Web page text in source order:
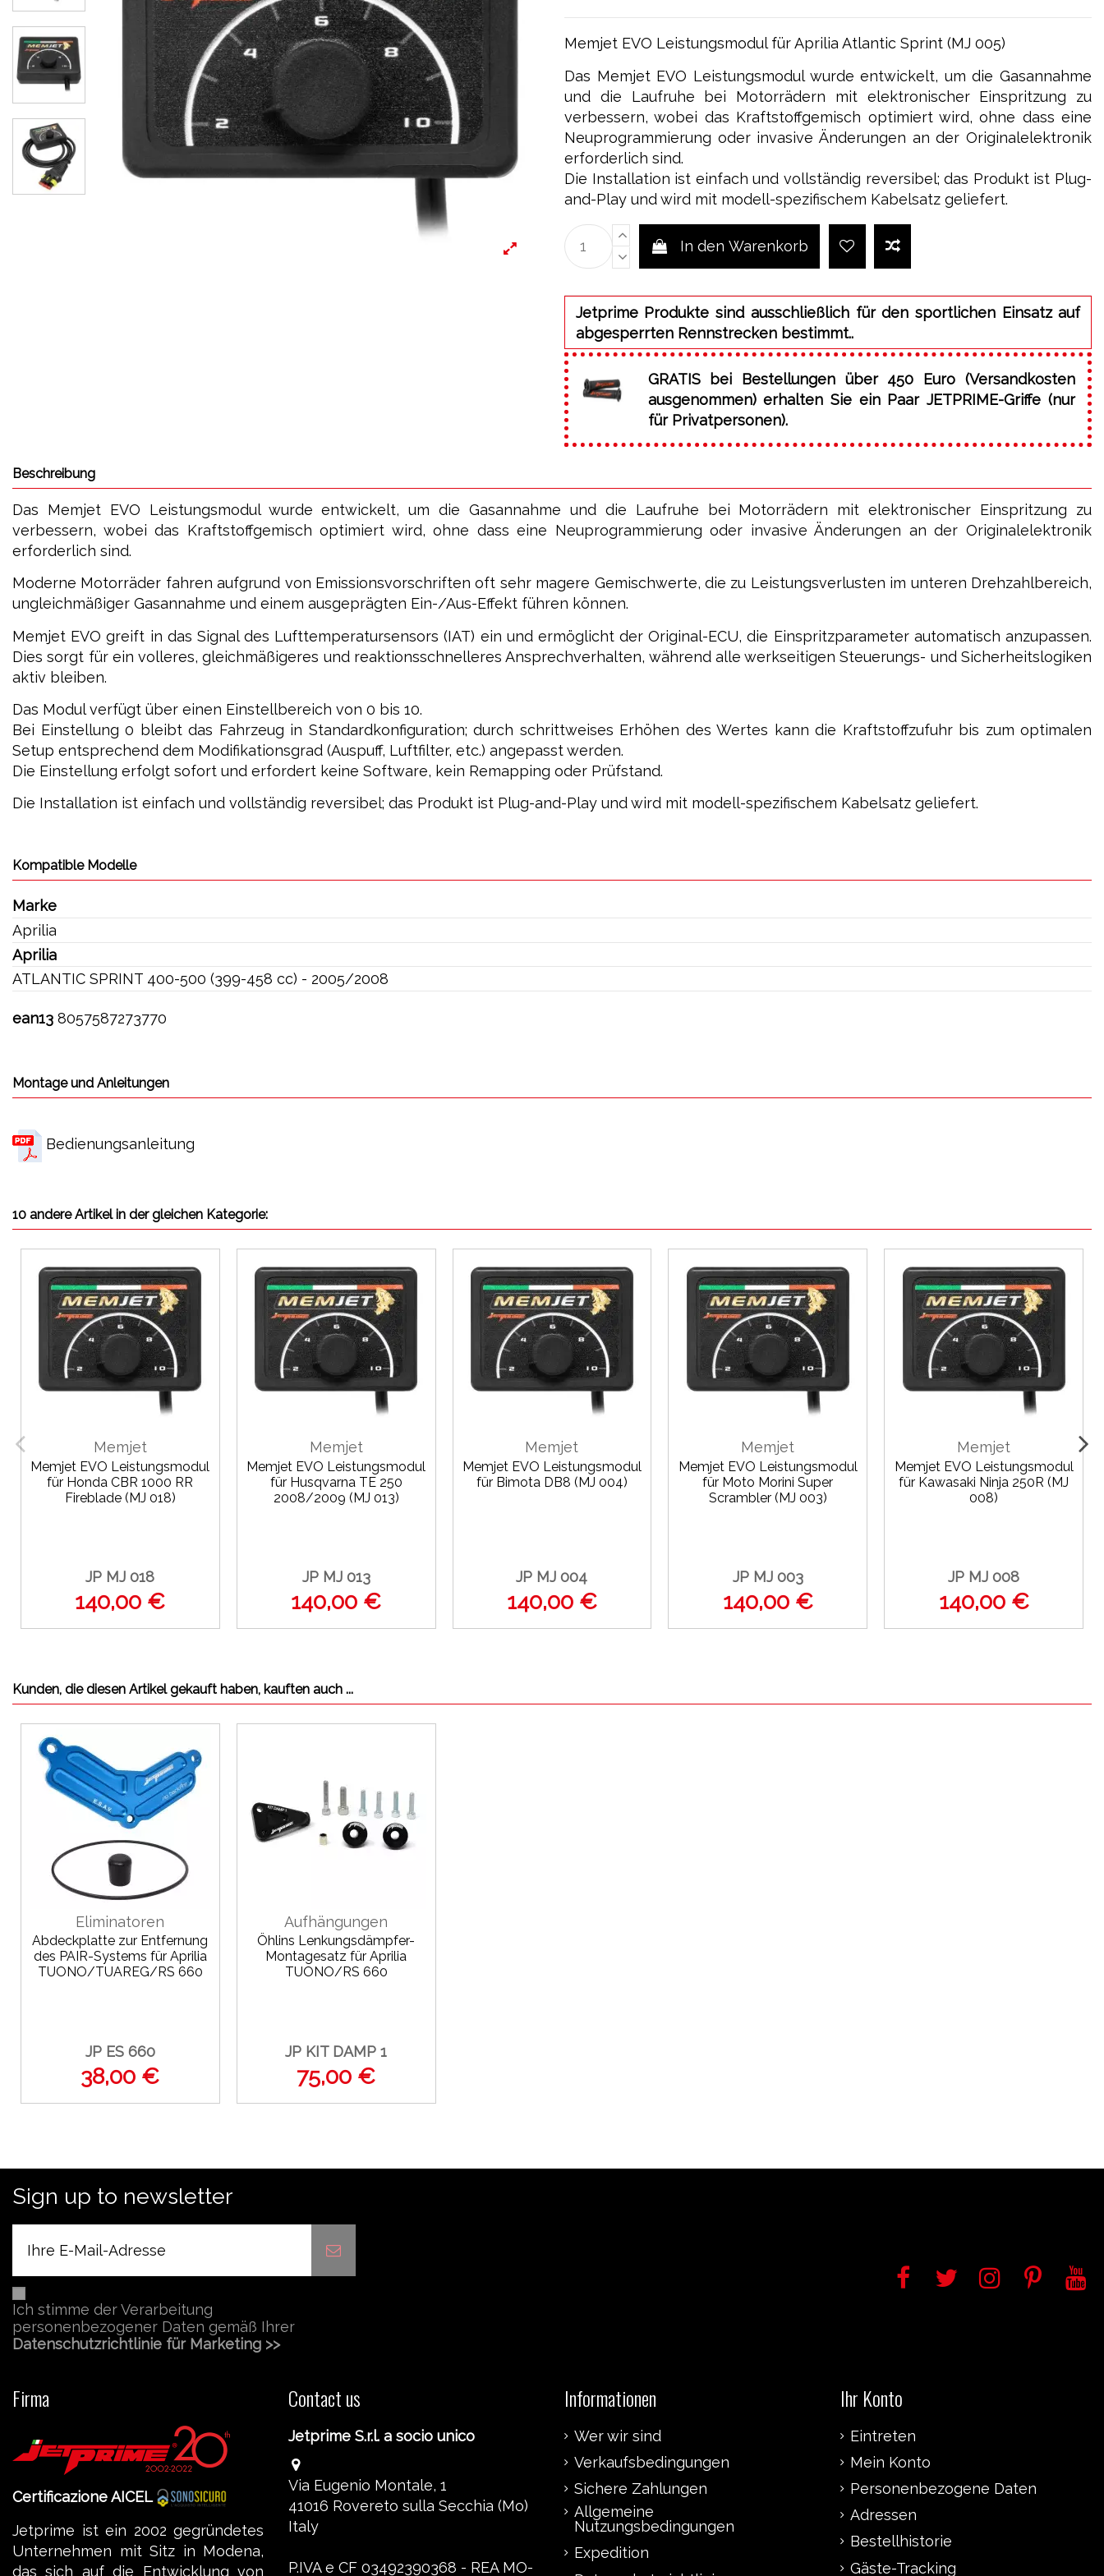
Memjet EVO Leistungsmodul für Aprilia Atlantic Sprint (MJ 005)
Das Memjet EVO Leistungsmodul wurde entwickelt, um die Gasannahme
und die Laufruhe bei Motorrädern mit elektronischer Einspritzung zu
verbessern, wobei das Kraftstoffgemisch optimiert wird, ohne dass eine
Neuprogrammierung oder invasive Änderungen an der Originalelektronik
erforderlich sind.
Die Installation ist einfach und vollständig reversibel; das Produkt ist Plug-
and-Play und wird mit modell-spezifischem Kabelsatz geliefert.
In den Warenkorb
Jetprime Produkte sind ausschließlich für den sportlichen Einsatz auf
abgesperrten Rennstrecken bestimmt..
GRATIS bei Bestellungen über 450 Euro (Versandkosten
ausgenommen) erhalten Sie ein Paar JETPRIME-Griffe (nur
für Privatpersonen).
Beschreibung
Das Memjet EVO Leistungsmodul wurde entwickelt, um die Gasannahme und die Laufruhe bei Motorrädern mit elektronischer Einspritzung zu
verbessern, wobei das Kraftstoffgemisch optimiert wird, ohne dass eine Neuprogrammierung oder invasive Änderungen an der Originalelektronik
erforderlich sind.
Moderne Motorräder fahren aufgrund von Emissionsvorschriften oft sehr magere Gemischwerte, die zu Leistungsverlusten im unteren Drehzahlbereich,
ungleichmäßiger Gasannahme und einem ausgeprägten Ein-/Aus-Effekt führen können.
Memjet EVO greift in das Signal des Lufttemperatursensors (IAT) ein und ermöglicht der Original-ECU, die Einspritzparameter automatisch anzupassen.
Dies sorgt für ein volleres, gleichmäßigeres und reaktionsschnelleres Ansprechverhalten, während alle werkseitigen Steuerungs- und Sicherheitslogiken
aktiv bleiben.
Das Modul verfügt über einen Einstellbereich von 0 bis 10.
Bei Einstellung 0 bleibt das Fahrzeug in Standardkonfiguration; durch schrittweises Erhöhen des Wertes kann die Kraftstoffzufuhr bis zum optimalen
Setup entsprechend dem Modifikationsgrad (Auspuff, Luftfilter, etc.) angepasst werden.
Die Einstellung erfolgt sofort und erfordert keine Software, kein Remapping oder Prüfstand.
Die Installation ist einfach und vollständig reversibel; das Produkt ist Plug-and-Play und wird mit modell-spezifischem Kabelsatz geliefert.
Kompatible Modelle
Marke
Aprilia
Aprilia
ATLANTIC SPRINT 400-500 (399-458 cc) - 2005/2008
ean13 8057587273770
Montage und Anleitungen
Bedienungsanleitung
10 andere Artikel in der gleichen Kategorie:
Memjet
Memjet EVO Leistungsmodul
für Honda CBR 1000 RR
Fireblade (MJ 018)
JP MJ 018
140,00 €
Memjet
Memjet EVO Leistungsmodul
für Husqvarna TE 250
2008/2009 (MJ 013)
JP MJ 013
140,00 €
Memjet
Memjet EVO Leistungsmodul
für Bimota DB8 (MJ 004)
JP MJ 004
140,00 €
Memjet
Memjet EVO Leistungsmodul
für Moto Morini Super
Scrambler (MJ 003)
JP MJ 003
140,00 €
Memjet
Memjet EVO Leistungsmodul
für Kawasaki Ninja 250R (MJ
008)
JP MJ 008
140,00 €
Kunden, die diesen Artikel gekauft haben, kauften auch ...
Eliminatoren
Abdeckplatte zur Entfernung
des PAIR-Systems für Aprilia
TUONO/TUAREG/RS 660
JP ES 660
38,00 €
Aufhängungen
Öhlins Lenkungsdämpfer-
Montagesatz für Aprilia
TUONO/RS 660
JP KIT DAMP 1
75,00 €
Sign up to newsletter
Ich stimme der Verarbeitung
personenbezogener Daten gemäß Ihrer
Datenschutzrichtlinie für Marketing >>
Firma
Certificazione AICEL
Jetprime ist ein 2002 gegründetes
Unternehmen mit Sitz in Modena,
das sich auf die Entwicklung von
Contact us
Jetprime S.r.l. a socio unico
Via Eugenio Montale, 1
41016 Rovereto sulla Secchia (Mo)
Italy
P.IVA e CF 03492390368 - REA MO-
Informationen
Wer wir sind
Verkaufsbedingungen
Sichere Zahlungen
Allgemeine
Nutzungsbedingungen
Expedition
Ihr Konto
Eintreten
Mein Konto
Personenbezogene Daten
Adressen
Bestellhistorie
Gäste-Tracking